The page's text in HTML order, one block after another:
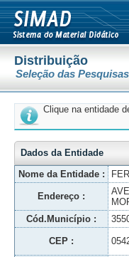
Distribuição
Seleção das Pesquisas
Clique na entidade
Dados da Entidade
Nome da Entidade :
Endereço :
Cód.Município :
CEP :